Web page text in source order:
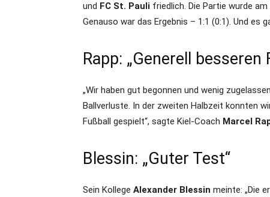
und FC St. Pauli friedlich. Die Partie wurde
Genauso war das Ergebnis – 1:1 (0:1). Und es
Rapp: „Generell besseren
„Wir haben gut begonnen und wenig
Ballverluste. In der zweiten Halbzeit konnten
Fußball gespielt“, sagte Kiel-Coach Marcel
Blessin: „Guter Test“
Sein Kollege Alexander Blessin meinte: „Die